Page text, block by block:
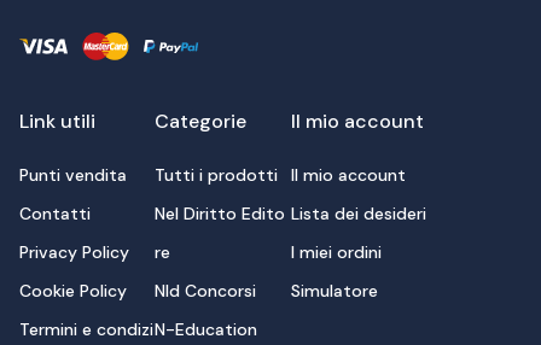
Link utili
Punti vendita
Contatti
Privacy Policy
Cookie Policy
Termini e condizi
Categorie
Tutti i prodotti
Nel Diritto Edito
re
Nld Concorsi
N-Education
Il mio account
Il mio account
Lista dei desideri
I miei ordini
Simulatore